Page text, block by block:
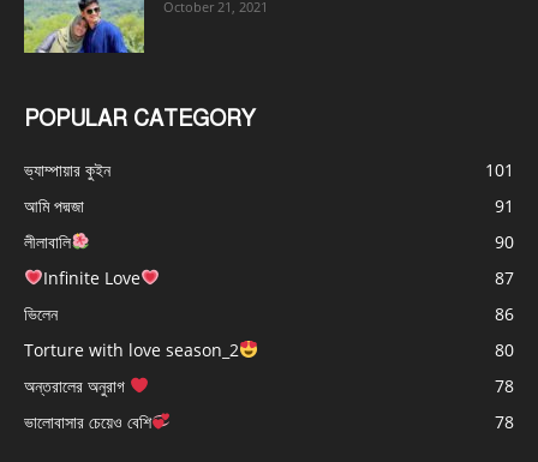
October 21, 2021
POPULAR CATEGORY
ভ্যাম্পায়ার কুইন
101
আমি পদ্মজা
91
লীলাবালি
90
Infinite Love
87
ভিলেন
86
Torture with love season_2
80
অন্তরালের অনুরাগ
78
ভালোবাসার চেয়েও বেশি
78